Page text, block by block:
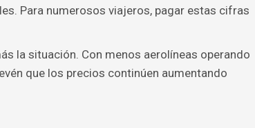
Para numerosos viajeros, pagar estas cifras
la situación. Con menos aerolíneas operando
que los precios continúen aumentando